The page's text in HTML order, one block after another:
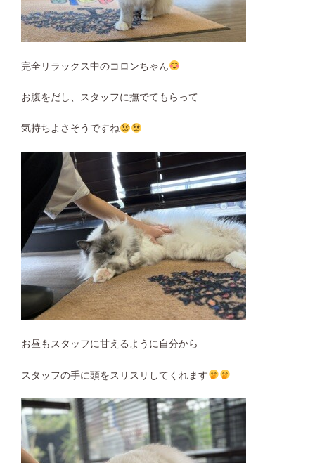
完全リラックス中のコロンちゃん
お腹をだし、スタッフに撫でてもらって
気持ちよさそうですね
お昼もスタッフに甘えるように自分から
スタッフの手に頭をスリスリしてくれます